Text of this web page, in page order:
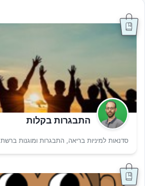
התבגרות בקלות
סדנאות למיניות בריאה, התבגרות ומוגנות ברשת